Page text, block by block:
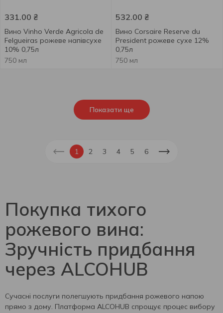
331.00 ₴
Вино Vinho Verde Agricola de
Felgueiras рожеве напівсухе
10% 0,75л
750 мл
532.00 ₴
Вино Corsaire Reserve du
President рожеве сухе 12%
0,75л
750 мл
Показати ще
1 2 3 4 5 6
Покупка тихого
рожевого вина:
Зручність придбання
через ALCOHUB
Сучасні послуги полегшують придбання рожевого напою
прямо з дому. Платформа ALCOHUB спрощує процес вибору